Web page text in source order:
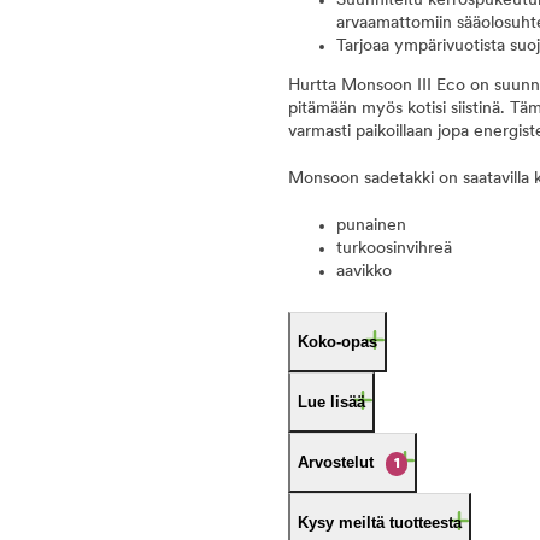
arvaamattomiin
Tarjoaa ympärivuotista
Hurtta Monsoon III Eco on
pitämään myös kotisi siistinä.
varmasti paikoillaan jopa
Monsoon sadetakki on saatavilla
punainen
turkoosinvihreä
aavikko
Koko-opas
Lue lisää
Arvostelut 1
Kysy meiltä tuotteesta